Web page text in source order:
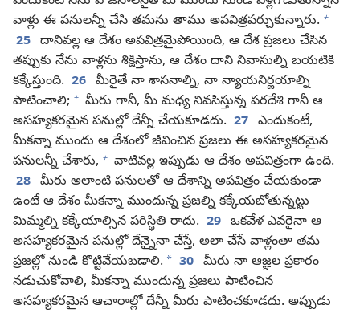
వాళ్లు ఈ పనులన్నీ చేసి తమను తాము అపవిత్రపర్చుకున్నారు. +
25 దానివల్ల ఆ దేశం అపవిత్రమైపోయింది, ఆ దేశ ప్రజలు చేసిన
తప్పుకు నేను వాళ్లను శిక్షిస్తాను, ఆ దేశం దాని నివాసుల్ని బయటికి
కక్కేస్తుంది. 26 మీరైతే నా శాసనాల్ని, నా న్యాయనిర్ణయాల్ని
పాటించాలి; + మీరు గానీ, మీ మధ్య నివసిస్తున్న పరదేశి గానీ ఆ
అసహ్యకరమైన పనుల్లో దేన్నీ చేయకూడదు. 27 ఎందుకంటే,
మీకన్నా ముందు ఆ దేశంలో జీవించిన ప్రజలు ఈ అసహ్యకరమైన
పనులన్నీ చేశారు, + వాటివల్ల ఇప్పుడు ఆ దేశం అపవిత్రంగా ఉంది.
28 మీరు అలాంటి పనులతో ఆ దేశాన్ని అపవిత్రం చేయకుండా
ఉంటే ఆ దేశం మీకన్నా ముందున్న ప్రజల్ని కక్కేయబోతున్నట్టు
మిమ్మల్ని కక్కేయాల్సిన పరిస్థితి రాదు. 29 ఒకవేళ ఎవరైనా ఆ
అసహ్యకరమైన పనుల్లో దేన్నైనా చేస్తే, అలా చేసే వాళ్లంతా తమ
ప్రజల్లో నుండి కొట్టివేయబడాలి. * 30 మీరు నా ఆజ్ఞల ప్రకారం
నడుచుకోవాలి, మీకన్నా ముందున్న ప్రజలు పాటించిన
అసహ్యకరమైన ఆచారాల్లో దేన్నీ మీరు పాటించకూడదు. అప్పుడు